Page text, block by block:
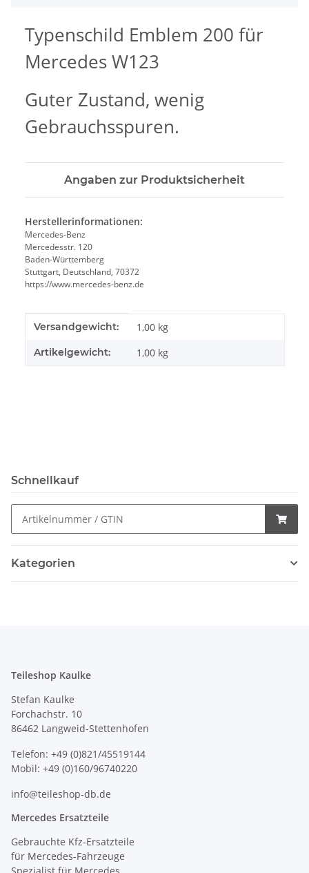
Typenschild Emblem 200 für
Mercedes W123
Guter Zustand, wenig
Gebrauchsspuren.
Angaben zur Produktsicherheit
Herstellerinformationen:
Mercedes-Benz
Mercedesstr. 120
Baden-Württemberg
Stuttgart, Deutschland, 70372
https://www.mercedes-benz.de
Produkteigenschaft
Wert
Versandgewicht: 1,00 kg
Artikelgewicht: 1,00 kg
Schnellkauf
Kategorien
Teileshop Kaulke
Stefan Kaulke
Forchachstr. 10
86462 Langweid-Stettenhofen
Telefon: +49 (0)821/45519144
Mobil: +49 (0)160/96740220
info@teileshop-db.de
Mercedes Ersatzteile
Gebrauchte Kfz-Ersatzteile
für Mercedes-Fahrzeuge